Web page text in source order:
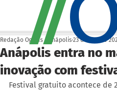
Anápolis entra no
inovação com
Redação Ogoiás | Anápolis 23 de abr. de
Festival gratuito acontece de